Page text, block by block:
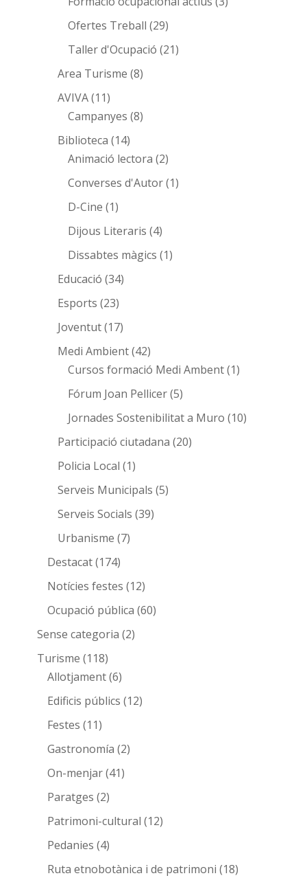
Ofertes Treball (29)
Taller d'Ocupació (21)
Area Turisme (8)
AVIVA(11)
Campanyes (8)
Biblioteca (14)
Animació lectora (2)
Converses d'Autor(1)
D-Cine (1)
Dijous Literaris (4)
Dissabtes màgics (1)
Educació (34)
Esports (23)
Joventut(17)
Medi Ambient(42)
Cursos formació Medi Ambent(1)
Fórum Joan Pellicer(5)
Jornades Sostenibilitat a Muro (10)
Participació ciutadana (20)
Policia Local (1)
Serveis Municipals (5)
Serveis Socials (39)
Urbanisme (7)
Destacat(174)
Notícies festes (12)
Ocupació pública (60)
Sense categoria (2)
Turisme (118)
Allotjament(6)
Edificis públics (12)
Festes (11)
Gastronomía (2)
On-menjar(41)
Paratges (2)
Patrimoni-cultural (12)
Pedanies (4)
Ruta etnobotànica i de patrimoni (18)